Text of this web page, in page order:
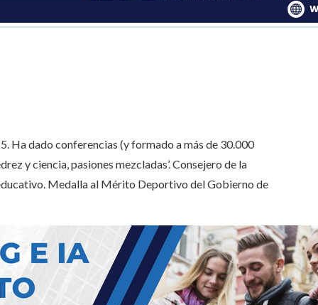
Ha dado conferencias (y formado a más de 30.000
y ciencia, pasiones mezcladas’. Consejero de la
Medalla al Mérito Deportivo del Gobierno de